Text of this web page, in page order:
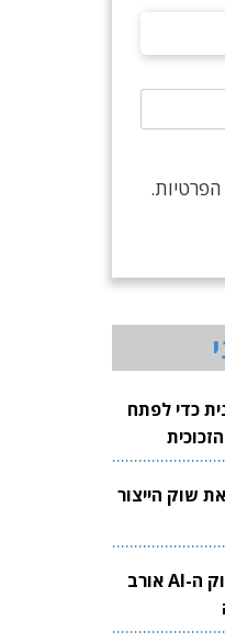
הפרטיות.
כדי לפתח
"המלחמה הכפילה פי 5 את שוק הייצור
צוואר הבקבוק הבא בשוק ה-AI אורב